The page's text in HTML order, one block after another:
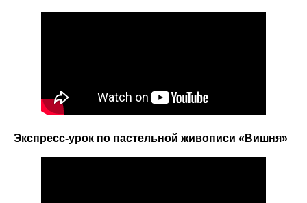
Экспресс-урок по пастельной живописи «Вишня»